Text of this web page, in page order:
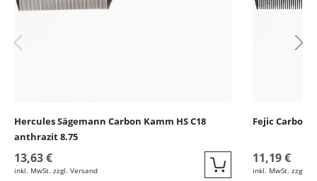
Hercules Sägemann Carbon Kamm HS C18
anthrazit 8.75
13,63 €
inkl. MwSt. zzgl. Versand Quickbuy
Fejic Carbon
11,19 €
inkl. MwSt. zzgl.